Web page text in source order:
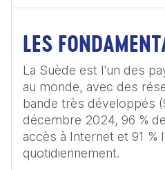
LES
La Suède est l'un des
au monde, avec des
bande très développés
décembre 2024, 96 %
accès à Internet et 91 %
quotidiennement.